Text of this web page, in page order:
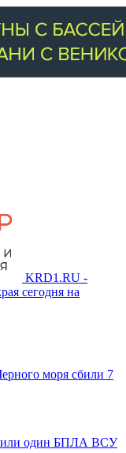
KRD1.RU -
сегодня на
моря сбили 7
один БПЛА ВСУ